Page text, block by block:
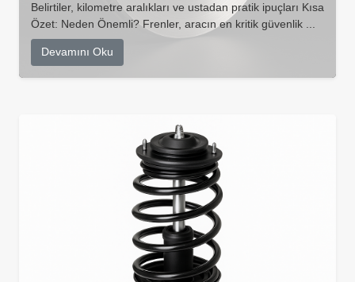
Belirtiler, kilometre aralıkları ve ustadan pratik ipuçları Kısa
Özet: Neden Önemli? Frenler, aracın en kritik güvenlik ...
Devamını Oku